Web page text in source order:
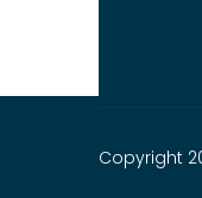
Copyright